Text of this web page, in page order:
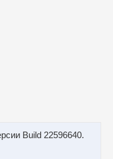
Build 22596640.